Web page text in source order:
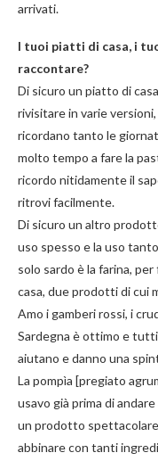
arrivati.
I tuoi piatti di casa, i
raccontare?
Di sicuro un piatto di
rivisitare in varie
ricordano tanto le
molto tempo a fare la
ricordo nitidamente il
ritrovi facilmente.
Di sicuro un altro
uso spesso e la uso
solo sardo è la farina, per
casa, due prodotti di cui
Amo i gamberi rossi, i
Sardegna è ottimo e
aiutano e danno una
La pompìa [pregiato
usavo già prima di
un prodotto
abbinare con tanti